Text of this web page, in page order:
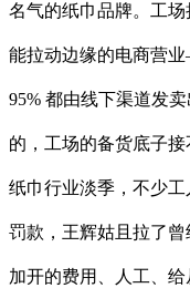
名气的纸巾品牌。工场
能拉动边缘的电商营
95% 都由线下渠道发
的，工场的备货底子
纸巾行业淡季，不少
罚款，王辉姑且拉了
加开的费用、人工、